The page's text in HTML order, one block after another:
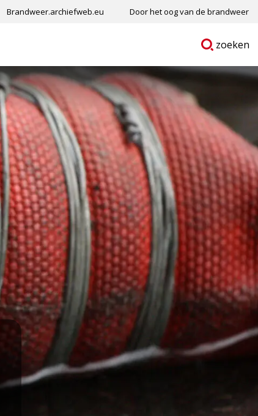
Brandweer.archiefweb.eu Door het oog van de brandweer
Ga
zoeken